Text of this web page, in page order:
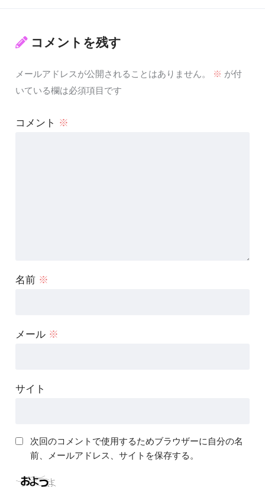
コメントを残す
メールアドレスが公開されることはありません。 ※ が付
いている欄は必須項目です
コメント ※
名前 ※
メール ※
サイト
次回のコメントで使用するためブラウザーに自分の名
前、メールアドレス、サイトを保存する。